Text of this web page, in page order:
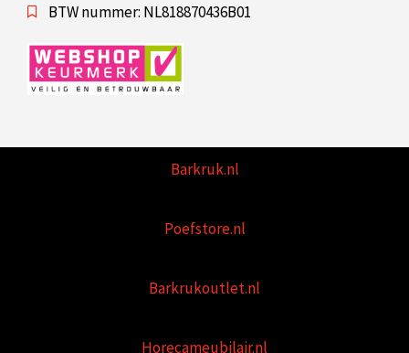
BTW nummer: NL818870436B01
Barkruk.nl
Poefstore.nl
Barkrukoutlet.nl
Horecameubilair.nl